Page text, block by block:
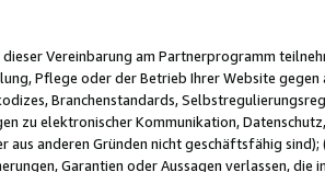
dieser Vereinbarung am Partnerprogramm
Pflege oder der Betrieb Ihrer Website
Branchenstandards,
zu elektronischer Kommunikation,
anderen Gründen nicht geschäftsfähig
Garantien oder Aussagen verlassen, die